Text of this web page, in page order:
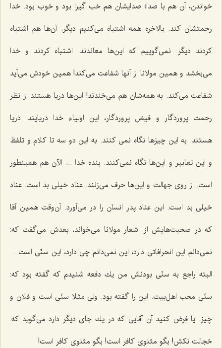
خواندن، آن هم با صدا؛ صدایشان هم خب گیرا بود و خوب بود. خدا
رحمتشان كند. بالاخره همه اشتباه می‌كنیم دیگر. آن‌ها هم اشتباه
كردند دیگر. نمی‌گوییم كه این‌ها معاندند. اشتباه كردند و خدا
می‌بخشد و همین مولانا از آنها شفاعت می‌كند! همین خودش می‌آید
شفاعت می‌كند. به همه‌شان هم می‌خندند! این‌ها دریا هستند از نظر
رحمت پروردگار و فیض پروردگار، این اولیاء خدا دریایند. دریا
هستند. به این چیزها نگاه نمی كنند. به این دو سه تا كلام و تلفظ
و این تعابیر و این‌ها نگاه نمی‌كنند. بنده خدا ... الآن هم همینطور
است. از روی جهالت و این‌ها حرف می‌زنند. عناد خیلی بد است. عناد
خیلی بد است. این عناد پدر انسان را در می‌آورد. آن‌وقت همین آقا
كه در صحبت‌هایش از اشعار مولانا می‌خواند، بعدش می‌گفت كه:
نمی‌دانم این انحرافاتی دارد، این نمی‌دانم چی دارد، این سنّی است ...
البته راجع به سنّی بودنش من یك دفعه شنیدم كه گفته بود كه:
سنّی محب اهل‌بیت. این را گفته بود. ولی مثلا سنّی است و فلان و
چیز. یا فرض كنید آن آقایی كه در یك جای دیگر دارد می‌گوید كه:
خجالت نكش! بگو مثنوی كافر است! بگو مثنوی كافر است!